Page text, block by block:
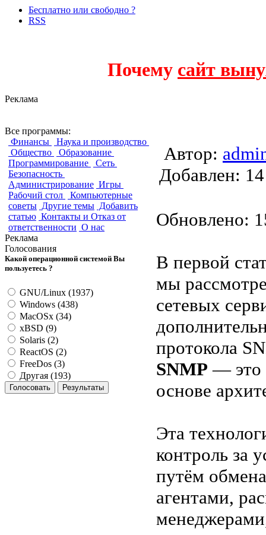
Бесплатно или свободно ?
RSS
Почему сайт
Реклама
Все программы:
Финансы
Наука и производство
Общество
Образование
Программирование
Сеть
Безопасность
Администрирование Игры
Рабочий стол
Компьютерные
советы Другие темы Добавить
статью Контакты и Отказ от
ответственности О нас
Реклама
Голосования
Какой операционной системой Вы
пользуетесь ?
GNU/Linux (1937)
Windows (438)
MacOSx (34)
xBSD (9)
Solaris (2)
ReactOS (2)
FreeDos (3)
Другая (193)
Автор:
Обновлено:
В первой
мы
сетевых
протокола
SNMP — это
основе
Эта
контроль за
путём
агентами,